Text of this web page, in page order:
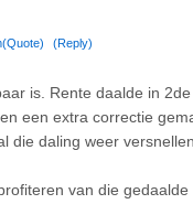
(Quote) (Reply)
is. Rente daalde in
een extra correctie
die daling weer versnellen.
van die